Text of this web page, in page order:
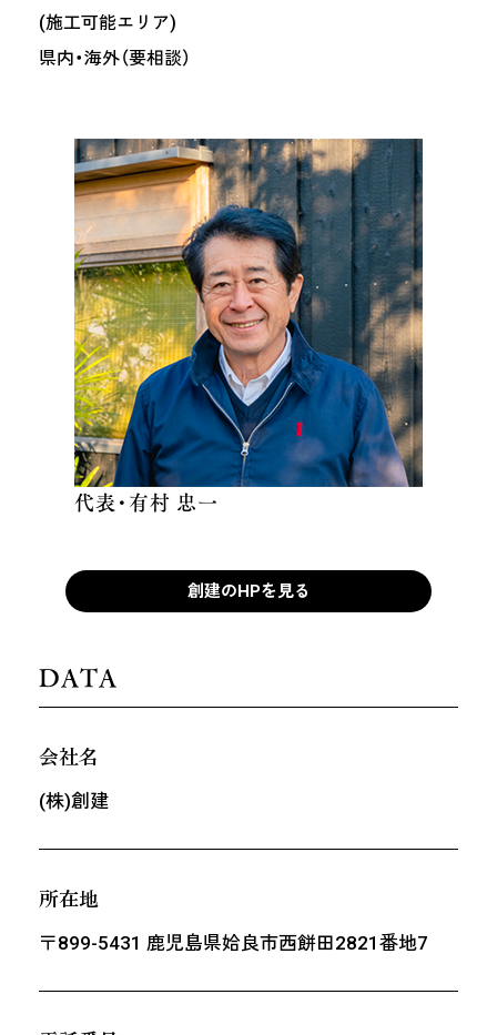
(施工可能エリア)
県内・海外（要相談）
代表・有村 忠一
創建のHPを見る
DATA
会社名
(株)創建
所在地
〒899-5431 鹿児島県姶良市西餅田2821番地7